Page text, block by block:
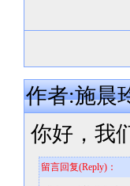
作者:施晨
你好，我
留言回复(Reply)：